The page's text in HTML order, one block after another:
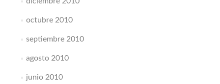
octubre 2010
septiembre 2010
agosto 2010
junio 2010